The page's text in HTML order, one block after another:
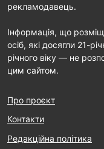
рекламодавець.
Інформація, що
осіб, які досягли 21-
річного віку — не
цим сайтом.
Про проєкт
Контакти
Редакційна політика